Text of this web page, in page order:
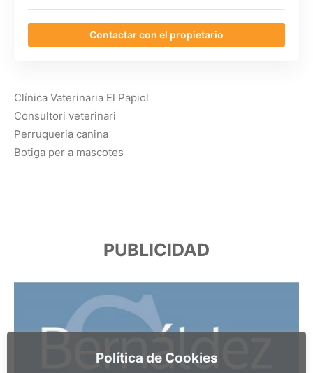
Contactar con el propietario
Clínica Vaterinaria El Papiol
Consultori veterinari
Perruqueria canina
Botiga per a mascotes
PUBLICIDAD
Política de Cookies